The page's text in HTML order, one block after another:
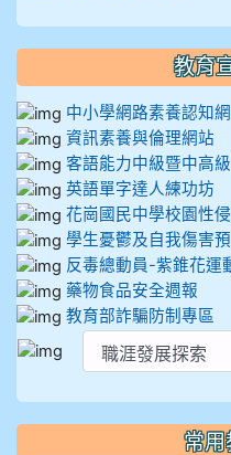
教育
中小學網路素養認知
資訊素養與倫理網站
客語能力中級暨中高
英語單字達人練功坊
花崗國民中學校園性
學生憂鬱及自我傷害
反毒總動員-紫錐花運
藥物食品安全週報
教育部詐騙防制專區
常用